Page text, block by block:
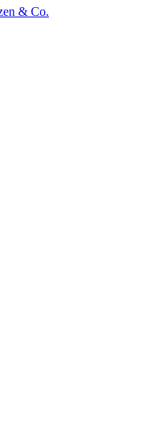
& Co.